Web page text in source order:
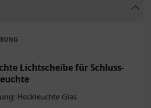
Lichtscheibe für Schluss-
Heckleuchte Glas